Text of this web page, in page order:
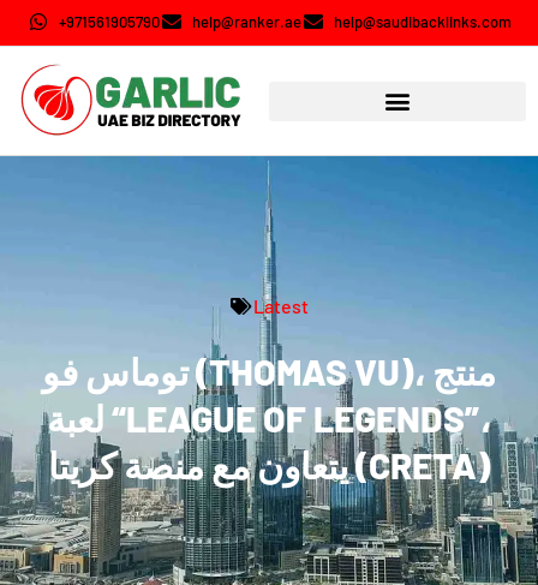
+971561905790 help@ranker.ae help@saudibacklinks.com
Latest
توماس فو (THOMAS VU)، منتج
لعبة “LEAGUE OF LEGENDS”،
يتعاون مع منصة كريتا (CRETA)